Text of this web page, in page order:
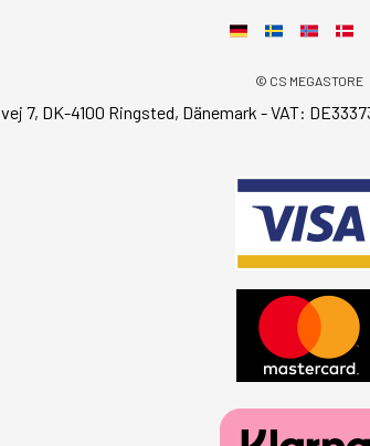
© CS MEGASTORE
7, DK-4100 Ringsted, Dänemark - VAT: